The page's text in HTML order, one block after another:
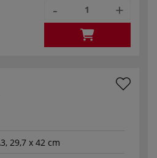
- +
29,7 x 42 cm